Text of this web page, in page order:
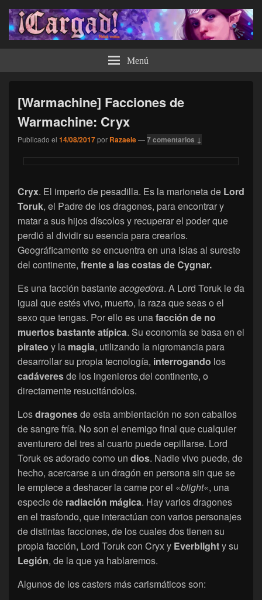
¡Cargad! Menú
[Warmachine] Facciones de
Warmachine: Cryx
Publicado el 14/08/2017por Razaele—7 comentarios ↓
Cryx. El imperio de pesadilla. Es la marioneta de Lord
Toruk, el Padre de los dragones, para encontrar y
matar a sus hijos díscolos y recuperar el poder que
perdió al dividir su esencia para crearlos.
Geográficamente se encuentra en una islas al sureste
del continente, frente a las costas de Cygnar.
Es una facción bastanteacogedora. A Lord Toruk le da
igual que estés vivo, muerto, la raza que seas o el
sexo que tengas. Por ello es unafacción de no
muertos bastante atípica. Su economía se basa en el
pirateo y la magia, utilizando la nigromancia para
desarrollar su propia tecnología, interrogando los
cadáveresde los ingenieros del continente, o
directamente resucitándolos.
Losdragonesde esta ambientación no son caballos
de sangre fría. No son el enemigo final que cualquier
aventurero del tres al cuarto puede cepillarse. Lord
Toruk es adorado como un dios. Nadie vivo puede, de
hecho, acercarse a un dragón en persona sin que se
le empiece a deshacer la carne por el «blight«, una
especie de radiación mágica. Hay varios dragones
en el trasfondo, que interactúan con varios personajes
de distintas facciones, de los cuales dos tienen su
propia facción, Lord Toruk con Cryx y Everblighty su
Legión, de la que ya hablaremos.
Algunos de los casters más carismáticos son: